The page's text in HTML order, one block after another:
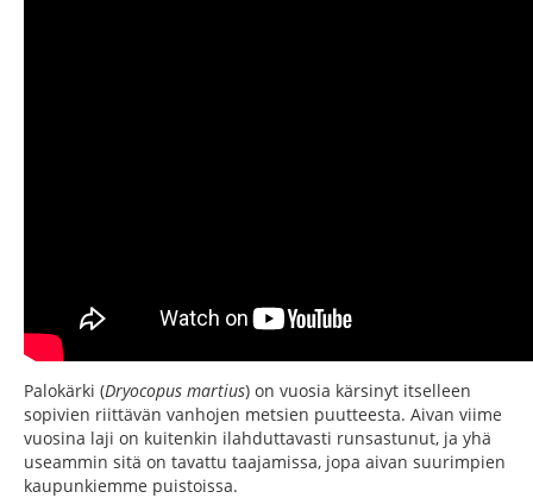
Palokärki (Dryocopus martius) on vuosia kärsinyt itselleen
sopivien riittävän vanhojen metsien puutteesta. Aivan viime
vuosina laji on kuitenkin ilahduttavasti runsastunut, ja yhä
useammin sitä on tavattu taajamissa, jopa aivan suurimpien
kaupunkiemme puistoissa.